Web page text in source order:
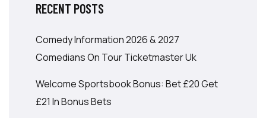
RECENT POSTS
Comedy Information 2026 & 2027
Comedians On Tour Ticketmaster Uk
Welcome Sportsbook Bonus: Bet £20 Get
£21 In Bonus Bets